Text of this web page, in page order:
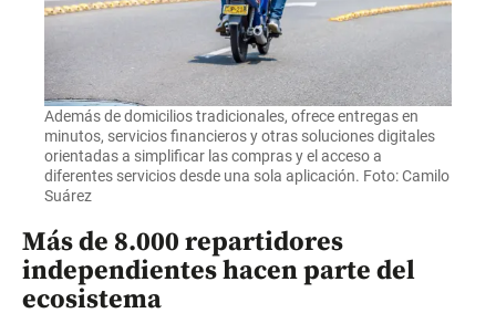
Además de domicilios tradicionales, ofrece entregas en
minutos, servicios financieros y otras soluciones digitales
orientadas a simplificar las compras y el acceso a
diferentes servicios desde una sola aplicación. Foto: Camilo
Suárez
Más de 8.000 repartidores
independientes hacen parte del
ecosistema